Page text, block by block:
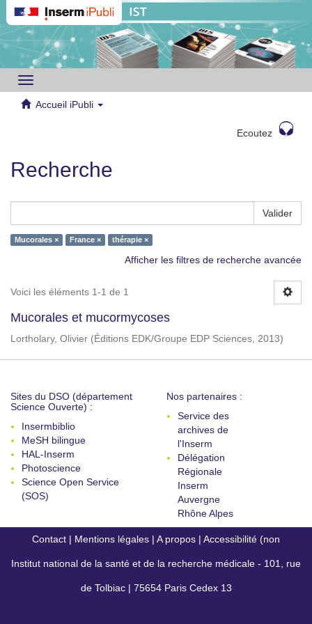
Toggle
navigation
Accueil iPubli
Ecoutez
Recherche
Valider
Mucorales × France × thérapie ×
Afficher les filtres de recherche avancée
Voici les éléments 1-1 de 1
Mucorales et mucormycoses
Lortholary, Olivier (Éditions EDK/Groupe EDP Sciences, 2013)
Sites du DSO (département
Science Ouverte) :
Insermbiblio
MeSH bilingue
HAL-Inserm
Photoscience
Science Open Service
(SOS)
Nos partenaires :
Service des
archives de
l'Inserm
Délégation
Régionale
Inserm
Auvergne
Rhône Alpes
Contact | Mentions légales | A propos | Accessibilité (non
conforme)
Institut national de la santé et de la recherche médicale - 101, rue
de Tolbiac | 75654 Paris Cedex 13